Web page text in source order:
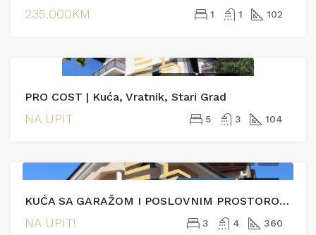
235.000KM 1 1 102
PRO COST | Kuća, Vratnik, Stari Grad
NA UPIT 5 3 104
KUĆA SA GARAŽOM I POSLOVNIM PROSTOROM- AZIĆI
NA UPIT! 3 4 360